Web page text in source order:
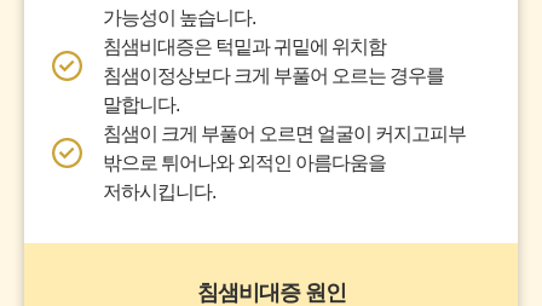
가능성이 높습니다.
침샘비대증은 턱밑과 귀밑에 위치함
침샘이 정상보다 크게 부풀어 오르는 경우를
말합니다.
침샘이 크게 부풀어 오르면 얼굴이 커지고피부
밖으로 튀어나와 외적인 아름다움을
저하시킵니다.
침샘비대증 원인